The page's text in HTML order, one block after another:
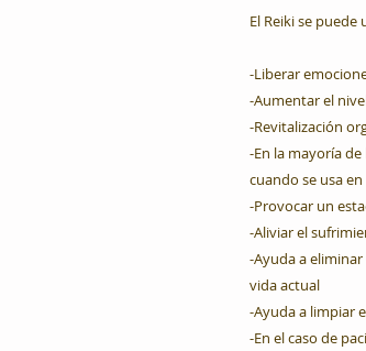
El Reiki se puede
-Liberar
-Aumentar el
-Revitalización
-En la mayoría
cuando se usa
-Provocar un
-Aliviar el
-Ayuda a
vida actual
-Ayuda a limpiar
-En el caso de